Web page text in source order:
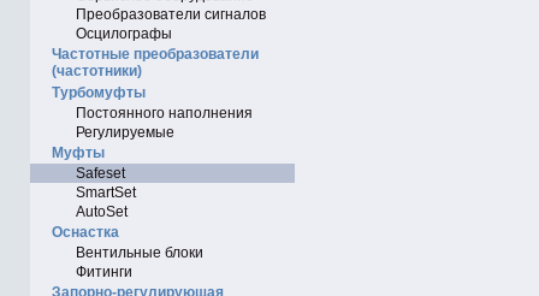
Преобразователи сигналов
Осцилографы
Частотные преобразователи
(частотники)
Турбомуфты
Постоянного наполнения
Регулируемые
Муфты
Safeset
SmartSet
AutoSet
Оснастка
Вентильные блоки
Фитинги
Запорно-регулирующая